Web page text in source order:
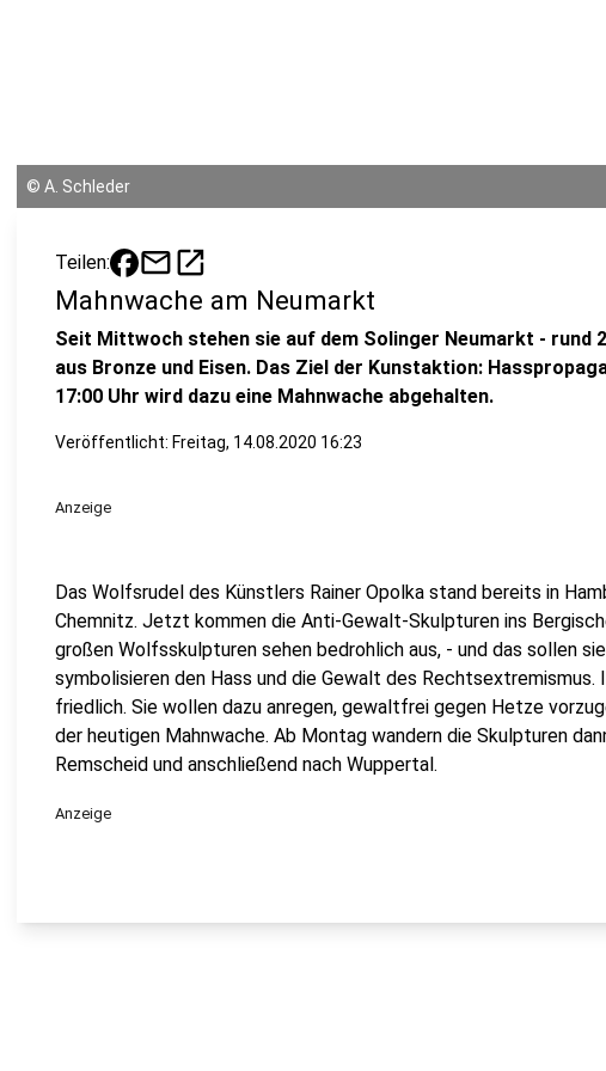
© A. Schleder
Teilen: mailopen_in_new
Mahnwache am Neumarkt
Seit Mittwoch stehen sie auf dem Solinger Neumarkt - rund
aus Bronze und Eisen. Das Ziel der Kunstaktion:
17:00 Uhr wird dazu eine Mahnwache abgehalten.
Veröffentlicht: Freitag, 14.08.2020 16:23
Anzeige
Das Wolfsrudel des Künstlers Rainer Opolka stand bereits in
Chemnitz. Jetzt kommen die Anti-Gewalt-Skulpturen ins
großen Wolfsskulpturen sehen bedrohlich aus, - und das sollen
symbolisieren den Hass und die Gewalt des
friedlich. Sie wollen dazu anregen, gewaltfrei gegen Hetze
der heutigen Mahnwache. Ab Montag wandern die Skulpturen
Remscheid und anschließend nach Wuppertal.
Anzeige